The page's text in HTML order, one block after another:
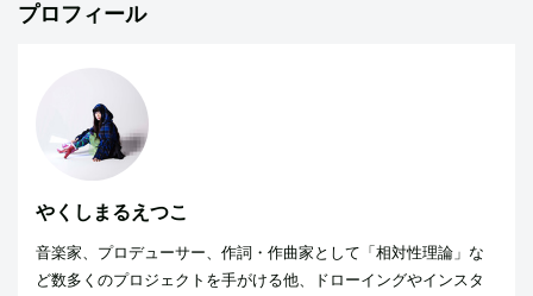
プロフィール
やくしまるえつこ
音楽家、プロデューサー、作詞・作曲家として「相対性理論」な
ど数多くのプロジェクトを手がける他、ドローイングやインスタ